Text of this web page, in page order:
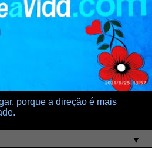
porque a direção é mais
▼